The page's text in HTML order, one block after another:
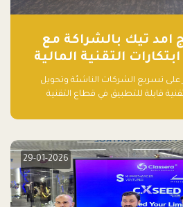
امد تيك بالشراكة مع
التقنية المالية
تسريع الشركات الناشئة وتحويل
قابلة للتطبيق في قطاع التقنية
29-01-2026